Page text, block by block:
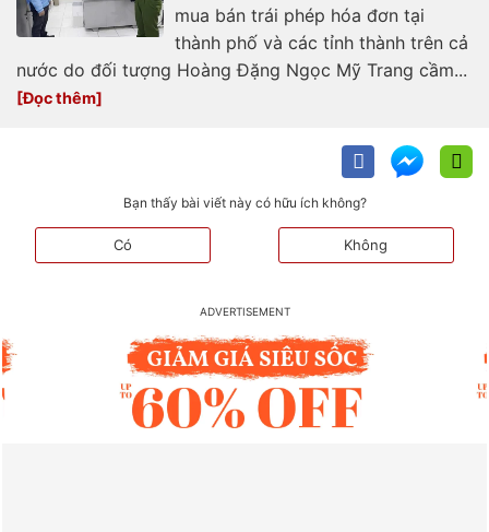
mua bán trái phép hóa đơn tại
thành phố và các tỉnh thành trên cả
nước do đối tượng Hoàng Đặng Ngọc Mỹ Trang cầm...
Bạn thấy bài viết này có hữu ích không?
Có Không